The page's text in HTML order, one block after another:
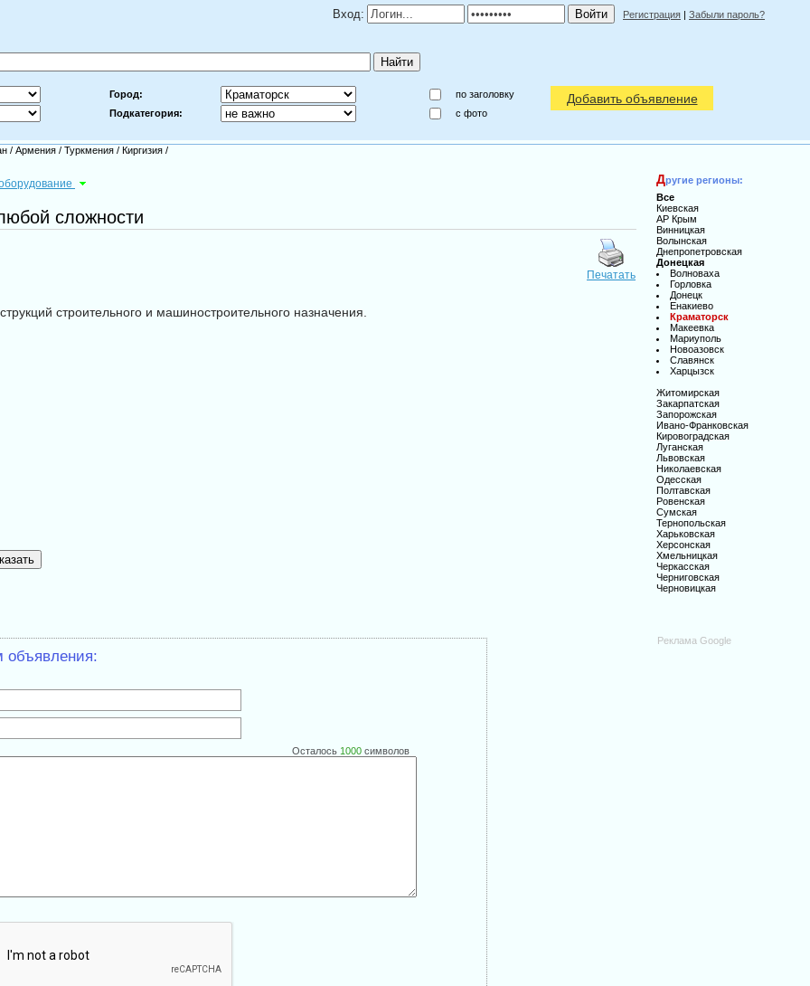
Вход: Регистрация | Забыли пароль?
Город:
по заголовку
Подкатегория: c фото
Добавить объявление
/ Армения / Туркмения / Киргизия /
сложности
Печатать
строительного и машиностроительного назначения.
объявления:
Осталось 1000 символов
Другие регионы:
Все
Киевская
АР Крым
Винницкая
Волынская
Днепропетровская
Донецкая
Волноваха
Горловка
Донецк
Енакиево
Краматорск
Макеевка
Мариуполь
Новоазовск
Славянск
Харцызск
Житомирская
Закарпатская
Запорожская
Ивано-Франковская
Кировоградская
Луганская
Львовская
Николаевская
Одесская
Полтавская
Ровенская
Сумская
Тернопольская
Харьковская
Херсонская
Хмельницкая
Черкасская
Черниговская
Черновицкая
Реклама Google